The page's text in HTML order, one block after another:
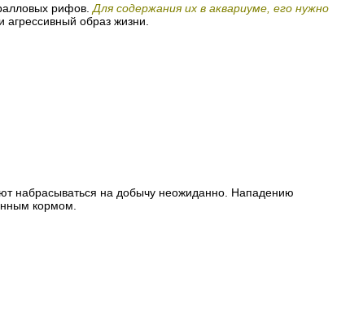
рифов. Для содержания их в аквариуме, его нужно
агрессивный образ жизни.
набрасываться на добычу неожиданно. Нападению
кормом.